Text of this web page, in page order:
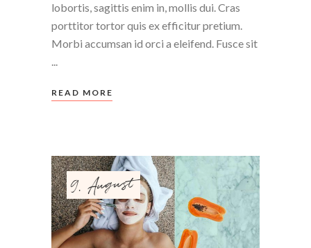
lobortis, sagittis enim in, mollis dui. Cras
porttitor tortor quis ex efficitur pretium.
Morbi accumsan id orci a eleifend. Fusce sit
READ MORE
9. August